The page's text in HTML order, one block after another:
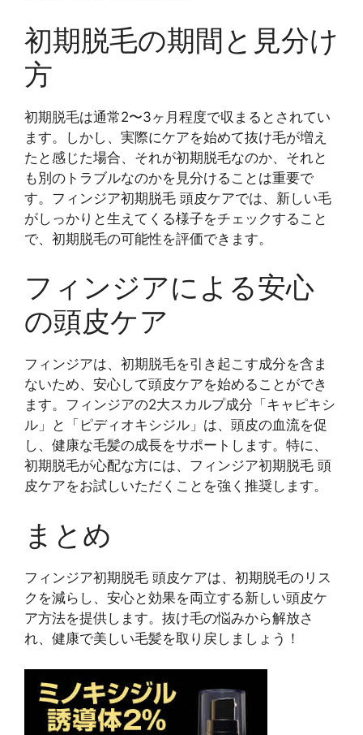
初期脱毛の期間と見分け
方
初期脱毛は通常2〜3ヶ月程度で収まるとされてい
ます。しかし、実際にケアを始めて抜け毛が増え
たと感じた場合、それが初期脱毛なのか、それと
も別のトラブルなのかを見分けることは重要で
す。フィンジア初期脱毛 頭皮ケアでは、新しい毛
がしっかりと生えてくる様子をチェックすること
で、初期脱毛の可能性を評価できます。
フィンジアによる安心
の頭皮ケア
フィンジアは、初期脱毛を引き起こす成分を含ま
ないため、安心して頭皮ケアを始めることができ
ます。フィンジアの2大スカルプ成分「キャピキシ
ル」と「ピディオキシジル」は、頭皮の血流を促
し、健康な毛髪の成長をサポートします。特に、
初期脱毛が心配な方には、フィンジア初期脱毛 頭
皮ケアをお試しいただくことを強く推奨します。
まとめ
フィンジア初期脱毛 頭皮ケアは、初期脱毛のリス
クを減らし、安心と効果を両立する新しい頭皮ケ
ア方法を提供します。抜け毛の悩みから解放さ
れ、健康で美しい毛髪を取り戻しましょう！